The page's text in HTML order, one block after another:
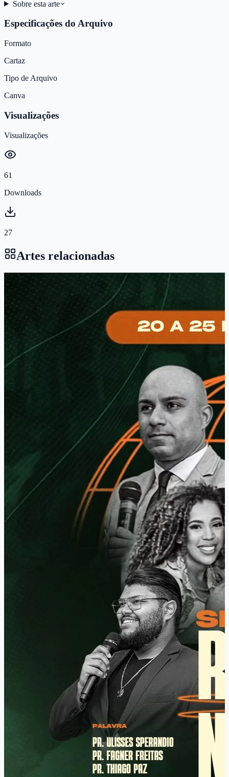
Sobre esta arte
Especificações do Arquivo
Formato
Cartaz
Tipo de Arquivo
Canva
Visualizações
Visualizações
61
Downloads
27
Artes relacionadas